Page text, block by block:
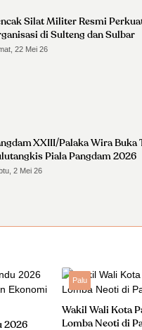
Silat Militer Resmi
di Sulteng dan Sulbar
22 Mei 26
XXIII/Palaka Wira Buka
Piala Pangdam 2026
2 Mei 26
2026
Palu
Wakil Wali Kota
Lomba Neoti di